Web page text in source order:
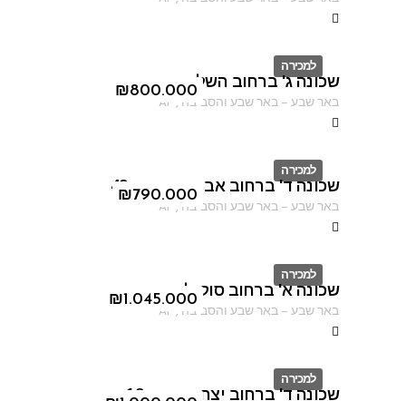
למכירה
ID
₪800.000
שכונה ג' ברחוב השלום
באר שבע–באר שבע והסביבה ,
AF
למכירה
ID
₪790.000
שכונה ד' ברחוב אברהם אבינו 49
באר שבע–באר שבע והסביבה ,
AF
למכירה
ID
₪1.045.000
שכונה א' ברחוב סוקולוב
באר שבע–באר שבע והסביבה ,
AF
למכירה
שכונה ד' ברחוב יצחק אבינו 13